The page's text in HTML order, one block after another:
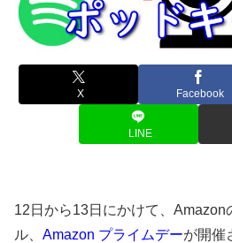
X Facebook
LINE
12日から13日にかけて、Amazon
ル、 Amazon プライムデーが開催